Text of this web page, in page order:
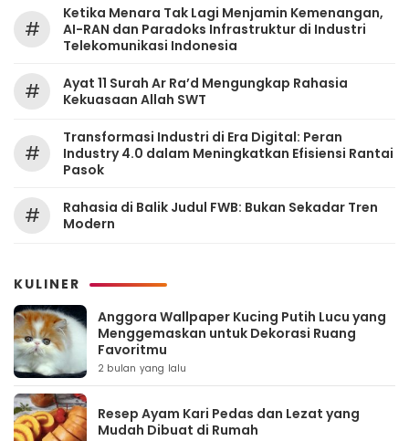
#
Ketika Menara Tak Lagi Menjamin Kemenangan,
AI-RAN dan Paradoks Infrastruktur di Industri
Telekomunikasi Indonesia
#
Ayat 11 Surah Ar Ra’d Mengungkap Rahasia
Kekuasaan Allah SWT
#
Transformasi Industri di Era Digital: Peran
Industry 4.0 dalam Meningkatkan Efisiensi Rantai
Pasok
#
Rahasia di Balik Judul FWB: Bukan Sekadar Tren
Modern
KULINER
Anggora Wallpaper Kucing Putih Lucu yang
Menggemaskan untuk Dekorasi Ruang
Favoritmu
2 bulan yang lalu
Resep Ayam Kari Pedas dan Lezat yang
Mudah Dibuat di Rumah